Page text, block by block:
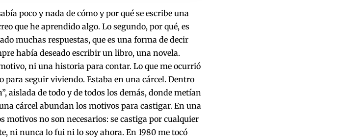
poco y nada de cómo y por qué se escribe una
que he aprendido algo. Lo segundo, por qué, es
muchas respuestas, que es una forma de decir
había deseado escribir un libro, una novela.
ni una historia para contar. Lo que me ocurrió
para seguir viviendo. Estaba en una cárcel. Dentro
aislada de todo y de todos los demás, donde metían
cárcel abundan los motivos para castigar. En una
no son necesarios: se castiga por cualquier
ni nunca lo fui ni lo soy ahora. En 1980 me tocó